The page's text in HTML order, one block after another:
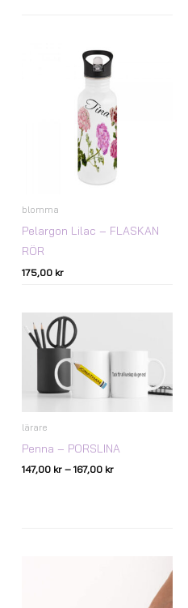
blomma
Pelargon Lilac – FLASKAN
RÖR
175,00 kr
lärare
Penna – PORSLINA
147,00 kr – 167,00 kr
167,00 kr